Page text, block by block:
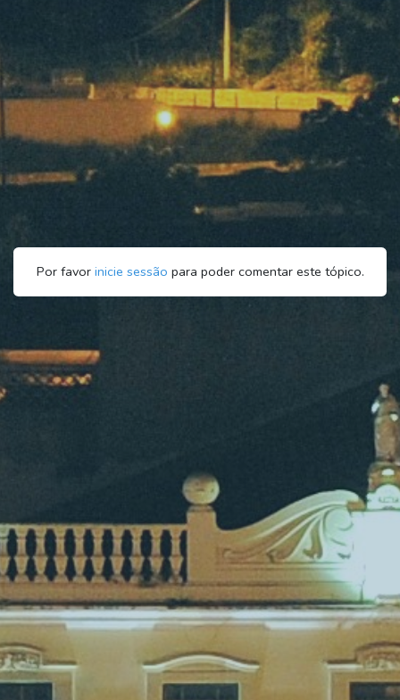
Por favor inicie sessão para poder comentar este tópico.